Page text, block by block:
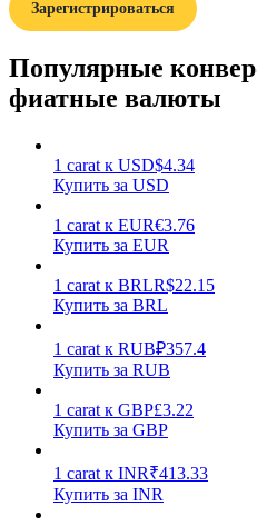
Заработок
Получайте конкурентные
Зарегистрироваться
Популярные
фиатные валюты
1 carat к USD$4.34
Купить за USD
1 carat к EUR€3.76
Купить за EUR
1 carat к BRLR$22.15
Купить за BRL
1 carat к RUB₽357.4
Купить за RUB
1 carat к GBP£3.22
Купить за GBP
1 carat к INR₹413.33
Купить за INR